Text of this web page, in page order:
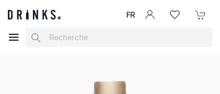
FR
Search